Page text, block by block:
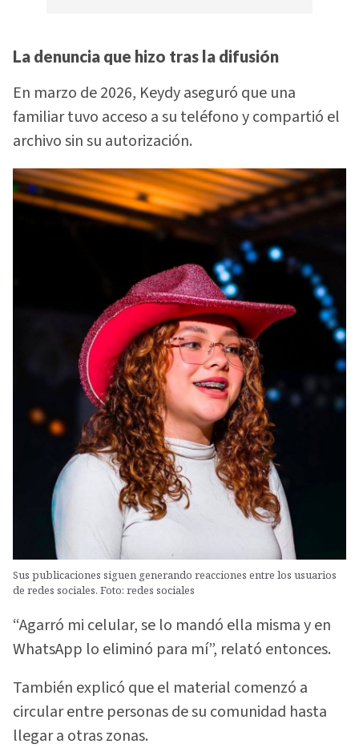
La denuncia que hizo tras la difusión
En marzo de 2026, Keydy aseguró que una
familiar tuvo acceso a su teléfono y compartió el
archivo sin su autorización.
Sus publicaciones siguen generando reacciones entre los usuarios
de redes sociales. Foto: redes sociales
“Agarró mi celular, se lo mandó ella misma y en
WhatsApp lo eliminó para mí”, relató entonces.
También explicó que el material comenzó a
circular entre personas de su comunidad hasta
llegar a otras zonas.